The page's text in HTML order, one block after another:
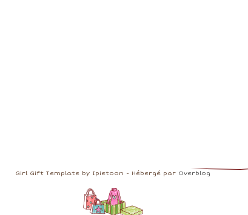
Girl Gift Template by Ipietoon - Hébergé par Overblog